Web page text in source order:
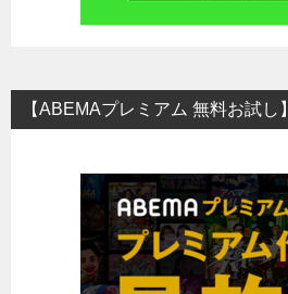
【ABEMAプレミアム 無料お試